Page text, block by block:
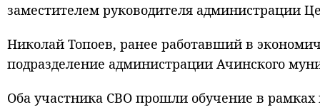
заместителем руководителя администрации
Николай Топоев, ранее работавший в
подразделение администрации Ачинского
Оба участника СВО прошли обучение в